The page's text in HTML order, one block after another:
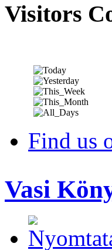
Visitors
Find us
Vasi